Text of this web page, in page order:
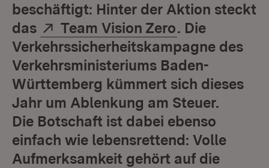
beschäftigt: Hinter der Aktion steckt
das
Extern:
Team Vision Zero(Öffnet in
. Die
Verkehrssicherheitskampagne des
Verkehrsministeriums Baden-
Württemberg kümmert sich dieses
Jahr um Ablenkung am Steuer.
Die Botschaft ist dabei ebenso
einfach wie lebensrettend: Volle
Aufmerksamkeit gehört auf die